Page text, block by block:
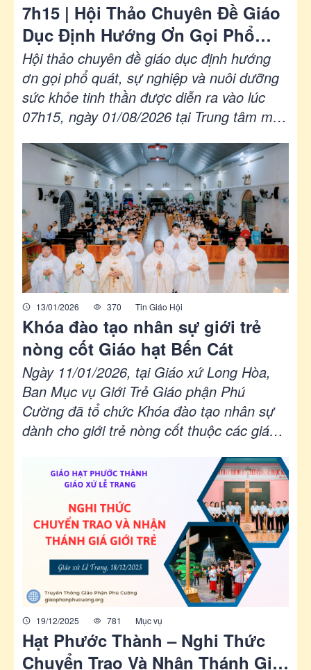
7h15 | Hội Thảo Chuyên Đề Giáo
Dục Định Hướng Ơn Gọi Phổ
Quát, Sự Nghiệp Và Nuôi Dưỡng
Sức Khỏe Tinh Thần | 01.8.2026
Hội thảo chuyên đề giáo dục định hướng
ơn gọi phổ quát, sự nghiệp và nuôi dưỡng
sức khỏe tinh thần được diễn ra vào lúc
07h15, ngày 01/08/2026 tại Trung tâm mục
13/01/2026 370 Tin Giáo Hội
Khóa đào tạo nhân sự giới trẻ
nòng cốt Giáo hạt Bến Cát
Ngày 11/01/2026, tại Giáo xứ Long Hòa,
Ban Mục vụ Giới Trẻ Giáo phận Phú
Cường đã tổ chức Khóa đào tạo nhân sự
dành cho giới trẻ nòng cốt thuộc các giáo
nền tảng đức tin, nhân bản và kỹ năng
mục vụ cho người trẻ trong sứ mạng loan
báo Tin Mừng hôm nay.
19/12/2025 781 Mục vụ
Hạt Phước Thành – Nghi Thức
Chuyển Trao Và Nhận Thánh Giá